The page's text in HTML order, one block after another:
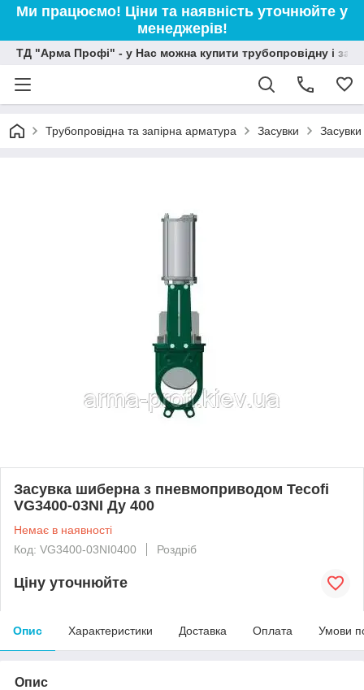
Ми працюємо! Ціни та наявність уточнюйте у
менеджерів!
ТД "Арма Профі" - у Нас можна купити трубопровідну і
Трубопровідна та запірна арматура Засувки
Засувка шиберна з пневмоприводом Tecofi
VG3400-03NI Ду 400
Немає в наявності
Код: VG3400-03NI0400
Роздріб
Ціну уточнюйте
Опис Характеристики Доставка Оплата Умови
Опис